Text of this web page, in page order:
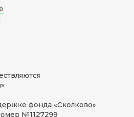
фонда «Сколково»
№1127299